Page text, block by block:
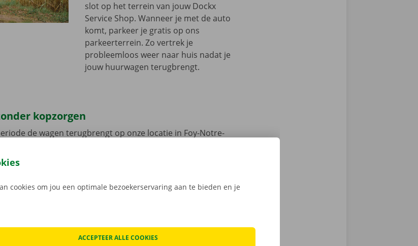
slot op het terrein van jouw Dockx
Service Shop. Wanneer je met de auto
komt, parkeer je gratis op ons
parkeerterrein. Zo vertrek je
probleemloos weer naar huis nadat je
jouw huurwagen terugbrengt.
kopzorgen
de wagen terugbrengt op onze locatie in Foy-Notre-
we hoog in het vaandel.
aan de auto. Je geniet bij technische problemen ook 24/7
heel Europa. Zo geraak je altijd veilig thuis.
cookies om jou een optimale bezoekerservaring aan te bieden en je
ACCEPTEER ALLE COOKIES